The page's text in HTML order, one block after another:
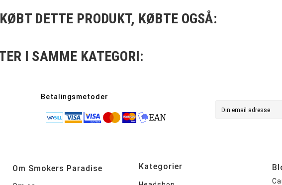
DETTE PRODUKT, KØBTE OGSÅ:
I SAMME KATEGORI:
Betalingsmetoder
Om Smokers Paradise Kategorier